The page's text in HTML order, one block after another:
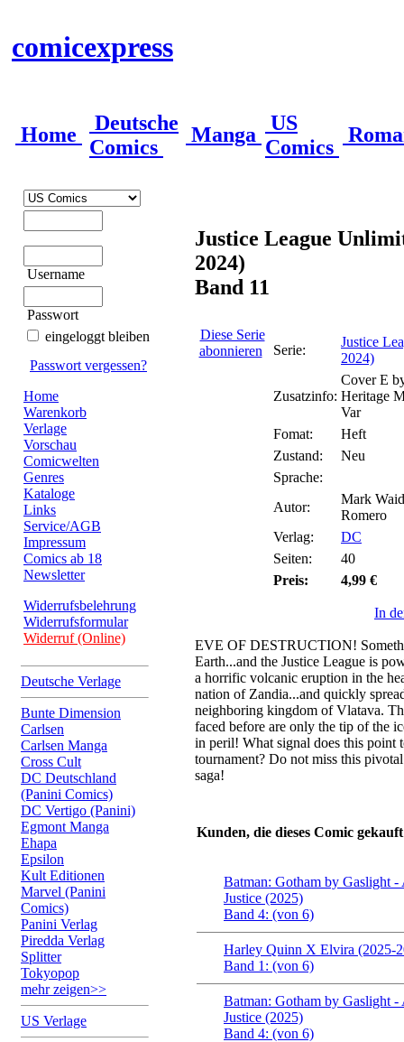
comicexpress
Home
Deutsche
Comics
Manga
US
Comics
Username
Passwort
eingeloggt bleiben
Passwort vergessen?
Home
Warenkorb
Verlage
Vorschau
Comicwelten
Genres
Kataloge
Links
Service/AGB
Impressum
Comics ab 18
Newsletter
Widerrufsbelehrung
Widerrufsformular
Widerruf (Online)
Deutsche Verlage
Bunte Dimension
Carlsen
Carlsen Manga
Cross Cult
DC Deutschland
(Panini Comics)
DC Vertigo (Panini)
Egmont Manga
Ehapa
Epsilon
Kult Editionen
Marvel (Panini
Comics)
Panini Verlag
Piredda Verlag
Splitter
Tokyopop
mehr zeigen>>
US Verlage
Justice League
2024)
Band 11
Diese Serie
abonnieren
Serie:
Justice
2024)
Zusatzinfo:
Cover E
Heritage
Var
Fomat:
Heft
Zustand:
Neu
Sprache:
Autor:
Mark
Romero
Verlag:
DC
Seiten:
40
Preis:
4,99 €
In
EVE OF DESTRUCTION!
Earth...and the Justice League is
a horrific volcanic eruption in the
nation of Zandia...and quickly
neighboring kingdom of Vlatava.
faced before are only the tip of the
in peril! What signal does this point
tournament? Do not miss this
saga!
Kunden, die dieses Comic
Batman: Gotham by Gaslight -
Justice (2025)
Band 4: (von 6)
Harley Quinn X Elvira (2025-
Band 1: (von 6)
Batman: Gotham by Gaslight -
Justice (2025)
Band 4: (von 6)